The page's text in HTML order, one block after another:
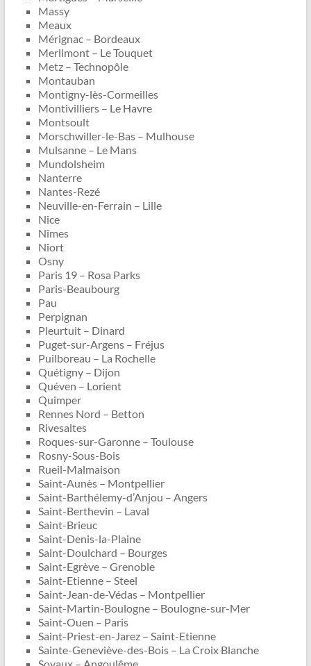
Massy
Meaux
Mérignac – Bordeaux
Merlimont – Le Touquet
Metz – Technopôle
Montauban
Montigny-lès-Cormeilles
Montivilliers – Le Havre
Montsoult
Morschwiller-le-Bas – Mulhouse
Mulsanne – Le Mans
Mundolsheim
Nanterre
Nantes-Rezé
Neuville-en-Ferrain – Lille
Nice
Nîmes
Niort
Osny
Paris 19 – Rosa Parks
Paris-Beaubourg
Pau
Perpignan
Pleurtuit – Dinard
Puget-sur-Argens – Fréjus
Puilboreau – La Rochelle
Quétigny – Dijon
Quéven – Lorient
Quimper
Rennes Nord – Betton
Rivesaltes
Roques-sur-Garonne – Toulouse
Rosny-Sous-Bois
Rueil-Malmaison
Saint-Aunès – Montpellier
Saint-Barthélemy-d’Anjou – Angers
Saint-Berthevin – Laval
Saint-Brieuc
Saint-Denis-la-Plaine
Saint-Doulchard – Bourges
Saint-Egrève – Grenoble
Saint-Etienne – Steel
Saint-Jean-de-Védas – Montpellier
Saint-Martin-Boulogne – Boulogne-sur-Mer
Saint-Ouen – Paris
Saint-Priest-en-Jarez – Saint-Etienne
Sainte-Geneviève-des-Bois – La Croix Blanche